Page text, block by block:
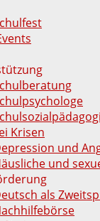
Krisen
und
und
als